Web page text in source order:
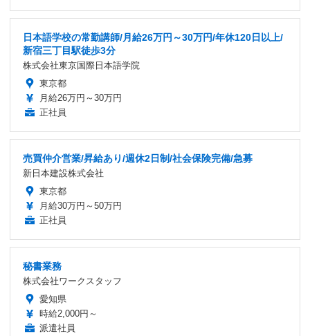
日本語学校の常勤講師/月給26万円～30万円/年休120日以上/
新宿三丁目駅徒歩3分
株式会社東京国際日本語学院
東京都
月給26万円～30万円
正社員
売買仲介営業/昇給あり/週休2日制/社会保険完備/急募
新日本建設株式会社
東京都
月給30万円～50万円
正社員
秘書業務
株式会社ワークスタッフ
愛知県
時給2,000円～
派遣社員